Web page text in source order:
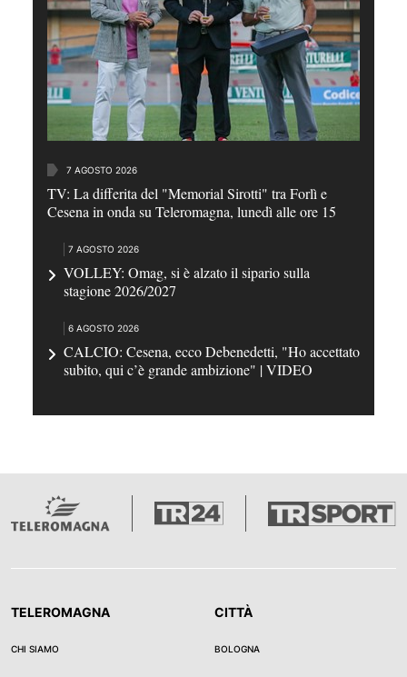
7 AGOSTO 2026
TV: La differita del "Memorial Sirotti" tra Forlì e
Cesena in onda su Teleromagna, lunedì alle ore 15
7 AGOSTO 2026
VOLLEY: Omag, si è alzato il sipario sulla
stagione 2026/2027
6 AGOSTO 2026
CALCIO: Cesena, ecco Debenedetti, "Ho accettato
subito, qui c’è grande ambizione" | VIDEO
TELEROMAGNA
CHI SIAMO
CITTÀ
BOLOGNA